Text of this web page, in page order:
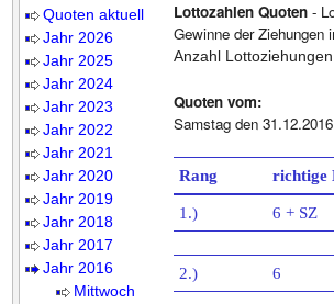
Quoten aktuell
Jahr 2026
Jahr 2025
Jahr 2024
Jahr 2023
Jahr 2022
Jahr 2021
Jahr 2020
Jahr 2019
Jahr 2018
Jahr 2017
Jahr 2016
Mittwoch
Lottozahlen Quoten -
Gewinne der Ziehungen
Anzahl
Quoten vom:
Samstag den 31.12.2016
Rang richtige
1.) 6 + SZ
2.) 6